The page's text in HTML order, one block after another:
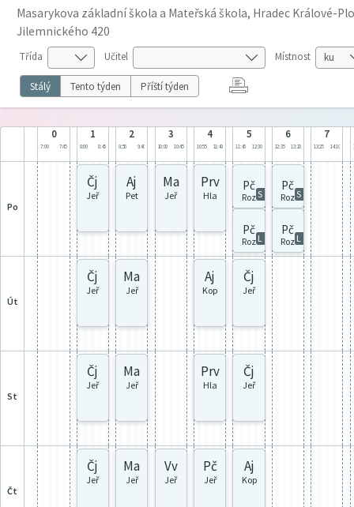
Masarykova základní škola a Mateřská škola, Hradec Králové-
Jilemnického 420
Třída Učitel Místnost
Stálý Tento týden Příští týden
0
7:00 7:45
1
8:00 8:45
2
8:55 9:40
3
10:00 10:45
4
10:55 11:40
5
11:45 12:30
6
12:35 13:20
7
13:25 14:10
po
Čj
Jeř
Aj
Pet
Ma
Jeř
Prv
Hla
Pč
S
Roz
Pč
L
Roz
Pč
S
Roz
Pč
L
Roz
út
Čj
Jeř
Ma
Jeř
Aj
Kop
Čj
Jeř
st
Čj
Jeř
Ma
Jeř
Prv
Hla
Čj
Jeř
čt
Čj
Jeř
Ma
Jeř
Vv
Jeř
Pč
Jeř
Aj
Kop